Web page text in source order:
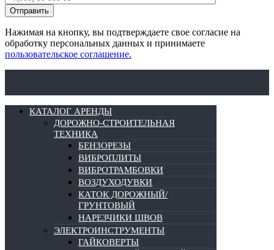
Нажимая на кнопку, вы подтверждаете свое согласие на
обработку персональных данных и принимаете
пользовательское соглашение.
КАТАЛОГ АРЕНДЫ
ДОРОЖНО-СТРОИТЕЛЬНАЯ
ТЕХНИКА
БЕНЗОРЕЗЫ
ВИБРОПЛИТЫ
ВИБРОТРАМБОВКИ
ВОЗДУХОДУВКИ
КАТОК ДОРОЖНЫЙ/
ГРУНТОВЫЙ
НАРЕЗЧИКИ ШВОВ
ЭЛЕКТРОИНСТРУМЕНТЫ
ГАЙКОВЕРТЫ